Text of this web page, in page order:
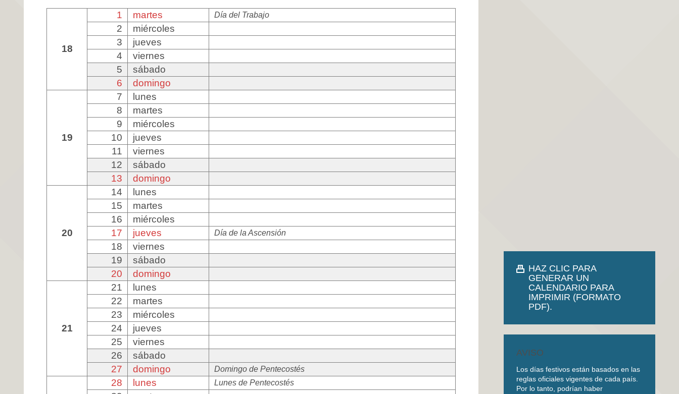
18
1 martes Día del Trabajo
2
miércoles
3
jueves
4
viernes
5
sábado
6
domingo
19
7
lunes
8
martes
9
miércoles
10
jueves
11
viernes
12
sábado
13
domingo
20
14
lunes
15
martes
16
miércoles
17
jueves Día de la Ascensión
18
viernes
19
sábado
20
domingo
21
21
lunes
22
martes
23
miércoles
24
jueves
25
viernes
26
sábado
27
domingo Domingo de Pentecostés
28 lunes Lunes de Pentecostés
HAZ CLIC PARA
GENERAR UN
CALENDARIO PARA
IMPRIMIR (FORMATO
PDF).
AVISO
Los días festivos están basados en las
reglas oficiales vigentes de cada país.
Por lo tanto, podrían haber